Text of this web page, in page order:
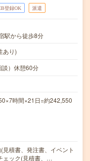
登録OK 派遣
駅から徒歩8分
あり)
）休憩60分
時間×21日=約242,550
見積書、発注書、イベント
ェック(見積書、…